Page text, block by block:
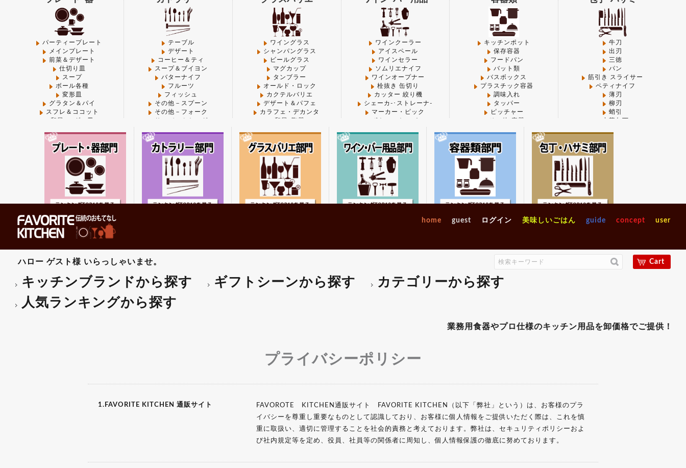
: Use of undefined constant small - assumed 'small' (this will throw an Error in a future version of PHP) in
/mnt/disk1/www/favorite-kitchen/pub/shop/wp-
content/themes/FAVORITE-KITCHEN/functions.php
on line
: Use of undefined constant thumbnail - assumed 'thumbnail' (this will throw an Error in a future version of PHP) in/mnt/disk1/www/favorite-
kitchen/pub/shop/wp-content/themes/FAVORITE-KITCHEN/functions.php on line
: Use of undefined constant large - assumed 'large' (this will throw an Error in a future version of PHP) in
/mnt/disk1/www/favorite-kitchen/pub/shop/wp-
content/themes/FAVORITE-KITCHEN/functions.php
on line 1069
: Use of undefined constant thumbnail - assumed 'thumbnail' (this will throw an Error in a future version of PHP) in /mnt/disk1/www/favorite-
kitchen/pub/shop/wp-content/themes/FAVORITE-KITCHEN/functions.phpon line
: Use of undefined constant midium - assumed 'midium' (this will throw an Error in a future version of PHP) in/mnt/disk1/www/favorite-
kitchen/pub/shop/wp-content/themes/FAVORITE-KITCHEN/functions.phpon line1072
: Use of undefined constant thumbnail - assumed 'thumbnail' (this will throw an Error in a future version of PHP) in
/mnt/disk1/www/favorite-
kitchen/pub/shop/wp-content/themes/FAVORITE-KITCHEN/functions.php
on line 1072
: "continue" targeting switch is equivalent to "break". Did you mean to use "continue 2"? in
/mnt/disk1/www/favorite-kitchen/pub/shop/wp-
content/plugins/all-in-one-seo-pack/modules/aioseop_opengraph.phpon line 825
home guest ログイン 美味しいごはん guide concept user
ハロー ゲスト様 いらっしゃいませ。 Cart
キッチンブランドから探す ギフトシーンから探す
カテゴリーから探す
人気ランキングから探す
業務用食器やプロ仕様のキッチン用品を卸価格でご提供！！ギ
バキュ
パーティープレート
メインプレート
前菜＆デザート
仕切り皿
スープ
ボール各種
変形皿
グラタン＆パイ
スフレ＆ココット
コーヒー＆ティ
プラスチック各種
その他-器
テーブル
デザート
コーヒー＆ティ
スープ＆ブイヨン
バターナイフ
フルーツ
フィッシュ
その他－スプーン
その他－フォーク
中華
その他-カトラリー
ワイングラス
シャンパングラス
ビールグラス
マグカップ
タンブラー
オールド・ロック
カクテルバリエ
デザート＆パフェ
カラフェ・デカンタ
ワインクーラー
アイスペール
ワインセラー
ソムリエナイフ
ワインオープナー
栓抜き 缶切り
カッター 絞り機
シェーカ-･ストレーナ-
マーカー・ピック
キッチンポット
保存容器
フードパン
バット類
バスボックス
プラスチック容器
調味入れ
タッパー
ピッチャー
牛刀
出刃
三徳
パン
筋引き スライサー
ペティナイフ
薄刃
柳刃
蛸引
その他-ハサミ類
マナ板類
フライパン･鍋
グリルパン
寸胴鍋
雪平鍋
鉄鍋
キャセロール鍋
土鍋
タジン鍋
ミトン
卓上＆調理小物
デイスペンサ-･ボトル類
マッシャー・グレーター
ヘラ・スパチュラ
ターナー・泡立
レードル各種
製菓･ベ-カ-リ-
口金・回転台
クッキー型
調理機械
ミキサー＆ジューサー
はかり・タイマー
アイスクリームマシン
整理＆店舗用品
シンク周り
のぼり・吊下げ旗
オープンプレート
メニューブック
5,000円～9,999円
25,000円～29,999円
30,000円以上
プライバシーポリシー
1.FAVORITE KITCHEN 通販サイト
FAVOROTE KITCHEN通販サイト FAVORITE KITCHEN（以下「弊社」という）は、お客様のプラ
イバシーを尊重し重要なものとして認識しており、お客様に個人情報をご提供いただく際は、これを慎
重に取扱い、適切に管理することを社会的責務と考えております。弊社は、セキュリティポリシーおよ
び社内規定等を定め、役員、社員等の関係者に周知し、個人情報保護の徹底に努めております。